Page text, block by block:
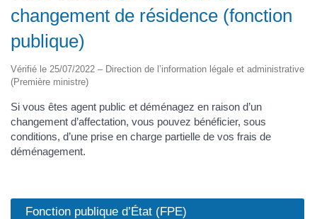
changement de résidence (fonction
publique)
Vérifié le 25/07/2022 – Direction de l’information légale et administrative
(Première ministre)
Si vous êtes agent public et déménagez en raison d’un
changement d’affectation, vous pouvez bénéficier, sous
conditions, d’une prise en charge partielle de vos frais de
déménagement.
Fonction publique d’État (FPE)